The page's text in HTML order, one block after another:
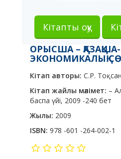
Кітапты оқу
ОРЫСША –
ЭКОНОМИКАЛЫҚ
Кітап авторы: С.Р.
Кітап жайлы мәлімет: –
баспа үйі, 2009 -240 бет
Жылы: 2009
ISBN: 978 -601 -264-002-1